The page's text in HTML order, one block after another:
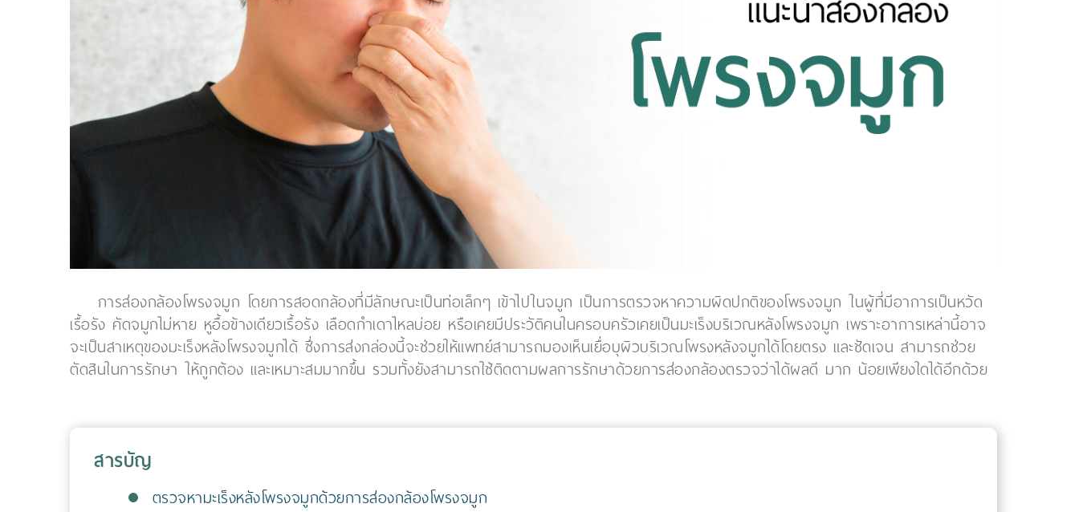
การส่องกล้องโพรงจมูก โดยการสอดกล้องที่มีลักษณะเป็นท่อเล็กๆ เข้าไปในจมูก เป็นการตรวจหาความผิดปกติของโพรงจมูก ในผู้ที่มีอาการเป็นหวัด
เรื้อรัง คัดจมูกไม่หาย หูอื้อข้างเดียวเรื้อรัง เลือดกำเดาไหลบ่อย หรือเคยมีประวัติคนในครอบครัวเคยเป็นมะเร็งบริเวณหลังโพรงจมูก เพราะอาการเหล่านี้อาจ
จะเป็นสาเหตุของมะเร็งหลังโพรงจมูกได้ ซึ่งการส่งกล่องนี้จะช่วยให้แพทย์สามารถมองเห็นเยื่อบุผิวบริเวณโพรงหลังจมูกได้โดยตรง และชัดเจน สามารถช่วย
ตัดสินในการรักษา ให้ถูกต้อง และเหมาะสมมากขึ้น รวมทั้งยังสามารถใช้ติดตามผลการรักษาด้วยการส่องกล้องตรวจว่าได้ผลดี มาก น้อยเพียงใดได้อีกด้วย
สารบัญ
ตรวจหามะเร็งหลังโพรงจมูกด้วยการส่องกล้องโพรงจมูก